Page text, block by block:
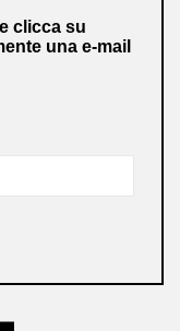
clicca su
una e-mail